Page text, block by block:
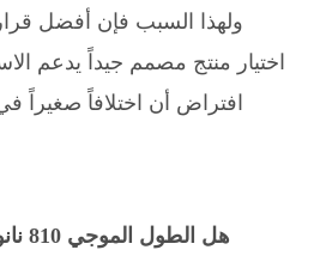
ولهذا السبب فإن أفضل
اختيار منتج مصمم جيداً يدعم
افتراض أن اختلافاً